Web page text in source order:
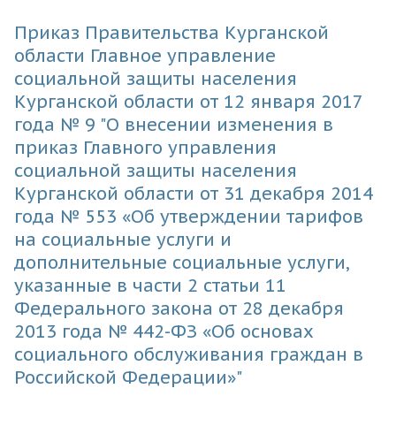
Приказ Правительства Курганской
области Главное управление
социальной защиты населения
Курганской области от 12 января 2017
года № 9 "О внесении изменения в
приказ Главного управления
социальной защиты населения
Курганской области от 31 декабря 2014
года № 553 «Об утверждении тарифов
на социальные услуги и
дополнительные социальные услуги,
указанные в части 2 статьи 11
Федерального закона от 28 декабря
2013 года № 442-ФЗ «Об основах
социального обслуживания граждан в
Российской Федерации»"